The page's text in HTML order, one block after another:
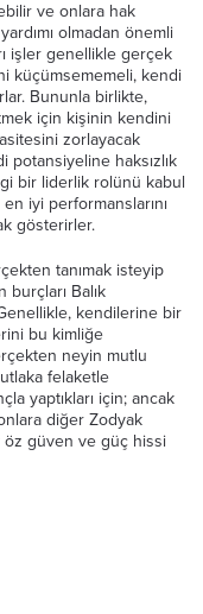
ve onlara hak
olmadan önemli
işler genellikle gerçek
küçümsememeli, kendi
Bununla birlikte,
için kişinin kendini
zorlayacak
haksızlık
bir liderlik rolünü kabul
iyi performanslarını
gösterirler.
tanımak isteyip
Balık
kendilerine bir
bu kimliğe
neyin mutlu
felaketle
yaptıkları için; ancak
diğer Zodyak
öz güven ve güç hissi